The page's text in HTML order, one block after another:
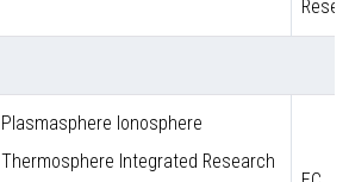
Plasmasphere Ionosphere
Thermosphere Integrated Research